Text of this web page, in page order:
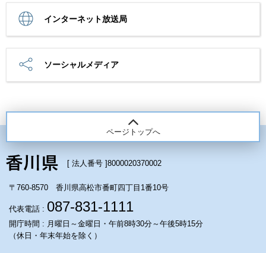
インターネット放送局
ソーシャルメディア
ページトップへ
[ 法人番号 ]8000020370002
〒760-8570 香川県高松市番町四丁目1番10号
代表電話 : 087-831-1111
開庁時間 : 月曜日～金曜日・午前8時30分～午後5時15分
（休日・年末年始を除く）